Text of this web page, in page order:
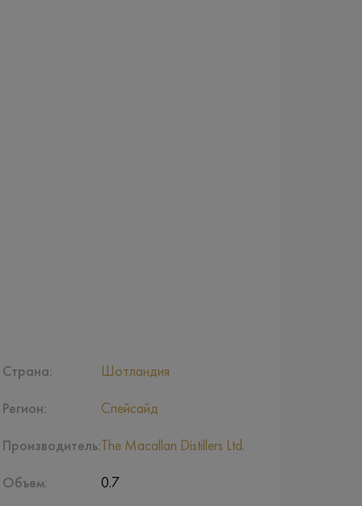
Страна:
Регион:
Производитель:
Объем:
Шотландия
Спейсайд
The Macallan Distillers Ltd.
0.7